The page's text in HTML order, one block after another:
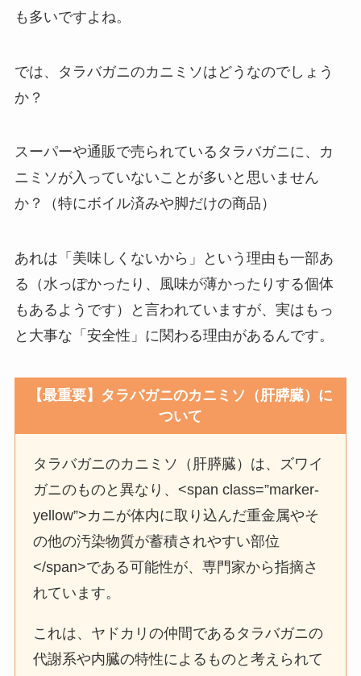
も多いですよね。
では、タラバガニのカニミソはどうなのでしょう
か？
スーパーや通販で売られているタラバガニに、カ
ニミソが入っていないことが多いと思いません
か？（特にボイル済みや脚だけの商品）
あれは「美味しくないから」という理由も一部あ
る（水っぽかったり、風味が薄かったりする個体
もあるようです）と言われていますが、実はもっ
と大事な「安全性」に関わる理由があるんです。
【最重要】タラバガニのカニミソ（肝膵臓）に
ついて
タラバガニのカニミソ（肝膵臓）は、ズワイ
ガニのものと異なり、<span class=”marker-
yellow”>カニが体内に取り込んだ重金属やそ
の他の汚染物質が蓄積されやすい部位
</span>である可能性が、専門家から指摘さ
れています。
これは、ヤドカリの仲間であるタラバガニの
代謝系や内臓の特性によるものと考えられて